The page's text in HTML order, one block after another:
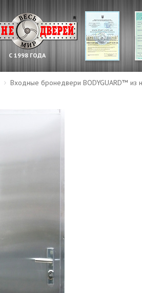
С 1998 ГОДА
Входные бронедвери BODYGUARD™ из